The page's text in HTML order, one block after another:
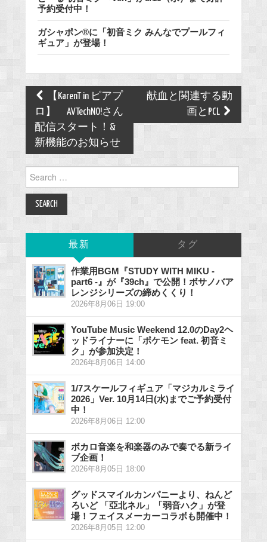
予約受付中！
ガシャポン®に「初音ミク みんなでプールフィ
ギュア」が登場！
Post
navigation
【KarenT in ピアプ
ロ】 AVTechNO!さん
配信スタート！&
新機能のお知らせ
献血と関連する動
画とPCL
for:
最新 タグ
作業用BGM『STUDY WITH MIKU -
part6 -』が『39ch』で公開！ボサノバア
レンジシリーズの締めくくり！
2026年8月06日 19:00
YouTube Music Weekend 12.0のDay2ヘ
ッドライナーに「ポケモン feat. 初音ミ
ク」が参加決定！
2026年8月06日 14:00
1/7スケールフィギュア「マジカルミライ
2026」Ver. 10月14日(水)までご予約受付
中！
2026年8月06日 12:00
ボカロ音楽を和楽器のみで奏でる新ライ
ブ企画！
2026年8月05日 18:00
グッドスマイルカンパニーより、ねんど
ろいど 「亞北ネル」「弱音ハク」が登
場！フェイスメーカーコラボも開催中！
2026年8月05日 12:00